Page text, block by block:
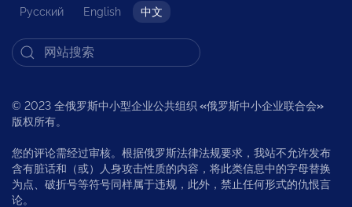
Русский English 中文
© 2023 全俄罗斯中小型企业公共组织 «俄罗斯中小企业联合会»
版权所有。
您的评论需经过审核。根据俄罗斯法律法规要求，我站不允许发布
含有脏话和（或）人身攻击性质的内容，将此类信息中的字母替换
为点、破折号等符号同样属于违规，此外，禁止任何形式的仇恨言
论。